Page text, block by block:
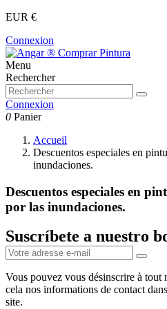
EUR €
Connexion
Menu
Rechercher
Connexion
0 Panier
Accueil
Descuentos especiales en
inundaciones.
Descuentos especiales en
por las inundaciones.
Suscríbete a nuestro
Vous pouvez vous désinscrire à
cela nos informations de contact
site.